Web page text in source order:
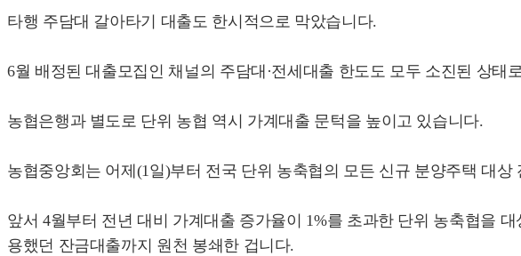
타행 주담대 갈아타기 대출도 한시적으로 막았습니다.
6월 배정된 대출모집인 채널의 주담대·전세대출 한도도 모두 소진된 상태
농협은행과 별도로 단위 농협 역시 가계대출 문턱을 높이고 있습니다.
농협중앙회는 어제(1일)부터 전국 단위 농축협의 모든 신규 분양주택 대상
앞서 4월부터 전년 대비 가계대출 증가율이 1%를 초과한 단위 농축협을
용했던 잔금대출까지 원천 봉쇄한 겁니다.